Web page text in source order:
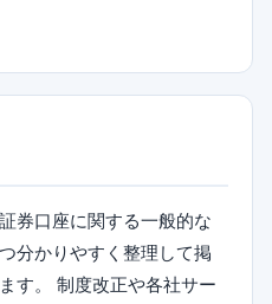
券口座に関する一般的な
分かりやすく整理して掲
す。 制度改正や各社サー